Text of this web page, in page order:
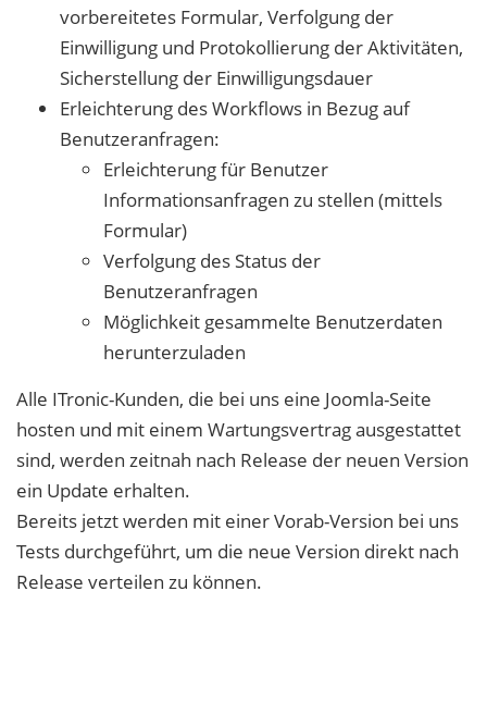
vorbereitetes Formular, Verfolgung der
Einwilligung und Protokollierung der Aktivitäten,
Sicherstellung der Einwilligungsdauer
Erleichterung des Workflows in Bezug auf
Benutzeranfragen:
Erleichterung für Benutzer
Informationsanfragen zu stellen (mittels
Formular)
Verfolgung des Status der
Benutzeranfragen
Möglichkeit gesammelte Benutzerdaten
herunterzuladen
Alle ITronic-Kunden, die bei uns eine Joomla-Seite
hosten und mit einem Wartungsvertrag ausgestattet
sind, werden zeitnah nach Release der neuen Version
ein Update erhalten.
Bereits jetzt werden mit einer Vorab-Version bei uns
Tests durchgeführt, um die neue Version direkt nach
Release verteilen zu können.